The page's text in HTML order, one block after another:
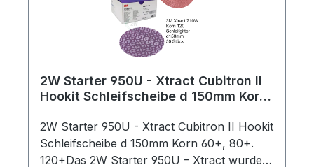
WerkstückenDatenAbmessungd150mmBind
ungKunstharzFarberotKorn80 - A-
CoarseSchleifmittelAluminiumoxid
2W Starter 950U - Xtract Cubitron II
Hookit Schleifscheibe d 150mm Korn
2W Starter 950U - Xtract Cubitron II Hookit
Schleifscheibe d 150mm Korn 60+, 80+.
120+Das 2W Starter 950U – Xtract wurde